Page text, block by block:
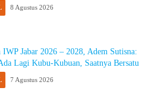
8 Agustus 2026
Jabar 2026 – 2028, Adem Sutisna:
Lagi Kubu-Kubuan, Saatnya Bersatu
7 Agustus 2026